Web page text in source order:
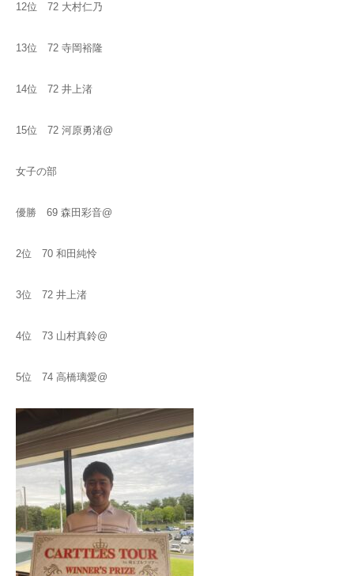
12位 72 大村仁乃
13位 72 寺岡裕隆
14位 72 井上渚
15位 72 河原勇渚@
女子の部
優勝 69 森田彩音@
2位 70 和田純怜
3位 72 井上渚
4位 73 山村真鈴@
5位 74 高橋璃愛@